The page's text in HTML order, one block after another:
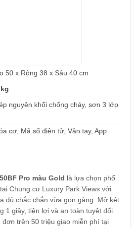
50 x Rộng 38 x Sâu 40 cm
nguyên khối chống cháy, sơn 3 lớp
cơ, Mã số điện tử, Vân tay, App
Pro màu Gold là lựa chọn phổ
Chung cư Luxury Park Views với
đủ chắc chắn vừa gọn gàng. Mở két
1 giây, tiện lợi và an toàn tuyệt đối.
đơn trên 50 triệu giao miễn phí tại